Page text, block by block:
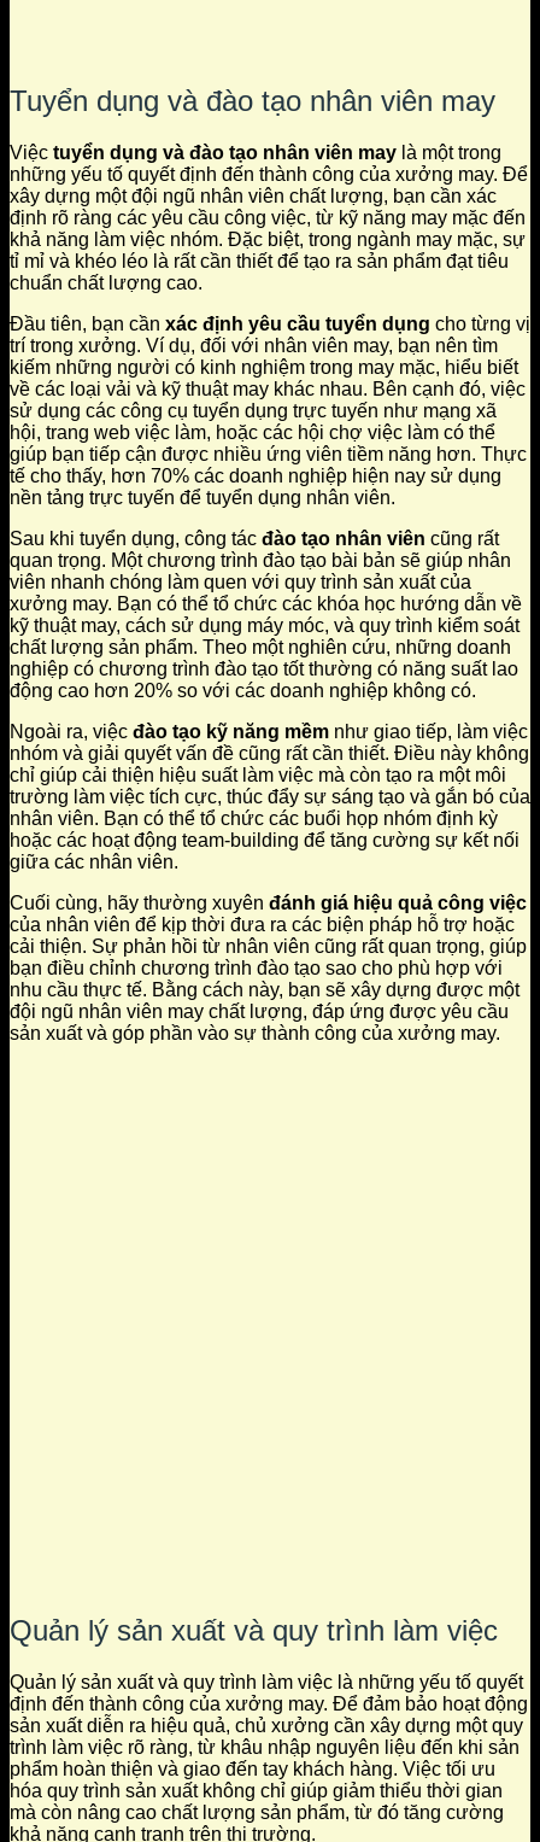
Tuyển dụng và đào tạo nhân viên may
Việc tuyển dụng và đào tạo nhân viên may là một trong
những yếu tố quyết định đến thành công của xưởng may. Để
xây dựng một đội ngũ nhân viên chất lượng, bạn cần xác
định rõ ràng các yêu cầu công việc, từ kỹ năng may mặc đến
khả năng làm việc nhóm. Đặc biệt, trong ngành may mặc, sự
tỉ mỉ và khéo léo là rất cần thiết để tạo ra sản phẩm đạt tiêu
chuẩn chất lượng cao.
Đầu tiên, bạn cần xác định yêu cầu tuyển dụng cho từng vị
trí trong xưởng. Ví dụ, đối với nhân viên may, bạn nên tìm
kiếm những người có kinh nghiệm trong may mặc, hiểu biết
về các loại vải và kỹ thuật may khác nhau. Bên cạnh đó, việc
sử dụng các công cụ tuyển dụng trực tuyến như mạng xã
hội, trang web việc làm, hoặc các hội chợ việc làm có thể
giúp bạn tiếp cận được nhiều ứng viên tiềm năng hơn. Thực
tế cho thấy, hơn 70% các doanh nghiệp hiện nay sử dụng
nền tảng trực tuyến để tuyển dụng nhân viên.
Sau khi tuyển dụng, công tác đào tạo nhân viên cũng rất
quan trọng. Một chương trình đào tạo bài bản sẽ giúp nhân
viên nhanh chóng làm quen với quy trình sản xuất của
xưởng may. Bạn có thể tổ chức các khóa học hướng dẫn về
kỹ thuật may, cách sử dụng máy móc, và quy trình kiểm soát
chất lượng sản phẩm. Theo một nghiên cứu, những doanh
nghiệp có chương trình đào tạo tốt thường có năng suất lao
động cao hơn 20% so với các doanh nghiệp không có.
Ngoài ra, việc đào tạo kỹ năng mềm như giao tiếp, làm việc
nhóm và giải quyết vấn đề cũng rất cần thiết. Điều này không
chỉ giúp cải thiện hiệu suất làm việc mà còn tạo ra một môi
trường làm việc tích cực, thúc đẩy sự sáng tạo và gắn bó của
nhân viên. Bạn có thể tổ chức các buổi họp nhóm định kỳ
hoặc các hoạt động team-building để tăng cường sự kết nối
giữa các nhân viên.
Cuối cùng, hãy thường xuyên đánh giá hiệu quả công việc
của nhân viên để kịp thời đưa ra các biện pháp hỗ trợ hoặc
cải thiện. Sự phản hồi từ nhân viên cũng rất quan trọng, giúp
bạn điều chỉnh chương trình đào tạo sao cho phù hợp với
nhu cầu thực tế. Bằng cách này, bạn sẽ xây dựng được một
đội ngũ nhân viên may chất lượng, đáp ứng được yêu cầu
sản xuất và góp phần vào sự thành công của xưởng may.
Quản lý sản xuất và quy trình làm việc
Quản lý sản xuất và quy trình làm việc là những yếu tố quyết
định đến thành công của xưởng may. Để đảm bảo hoạt động
sản xuất diễn ra hiệu quả, chủ xưởng cần xây dựng một quy
trình làm việc rõ ràng, từ khâu nhập nguyên liệu đến khi sản
phẩm hoàn thiện và giao đến tay khách hàng. Việc tối ưu
hóa quy trình sản xuất không chỉ giúp giảm thiểu thời gian
mà còn nâng cao chất lượng sản phẩm, từ đó tăng cường
khả năng cạnh tranh trên thị trường.